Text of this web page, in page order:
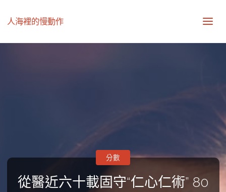
人海裡的慢動作
從醫近六十載固守“仁心仁術” 80
分數